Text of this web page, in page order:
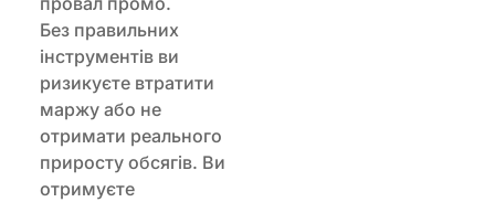
Без правильних
інструментів ви
ризикуєте втратити
маржу або не
отримати реального
приросту обсягів. Ви
отримуєте